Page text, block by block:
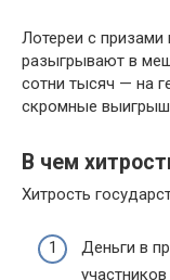
Лотереи с призами
разыгрывают в
сотни тысяч — на
скромные
В чем
Хитрость
Деньги в